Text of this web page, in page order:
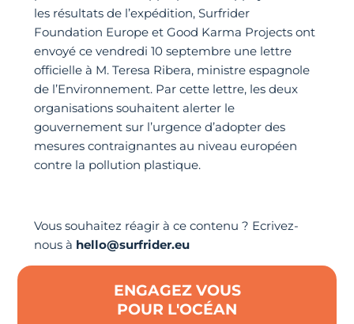
les résultats de l’expédition, Surfrider
Foundation Europe et Good Karma Projects ont
envoyé ce vendredi 10 septembre une lettre
officielle à M. Teresa Ribera, ministre espagnole
de l’Environnement. Par cette lettre, les deux
organisations souhaitent alerter le
gouvernement sur l’urgence d’adopter des
mesures contraignantes au niveau européen
contre la pollution plastique.
Vous souhaitez réagir à ce contenu ? Ecrivez-
nous à hello@surfrider.eu
ENGAGEZ VOUS
POUR L'OCÉAN